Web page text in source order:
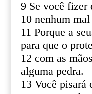
9 Se você fizer
10 nenhum
11 Porque a
para que o
12 com as
alguma pedra.
13 Você pisará